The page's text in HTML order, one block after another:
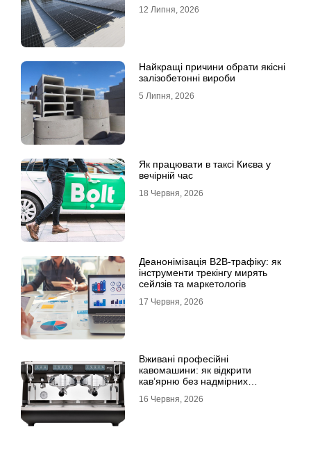
12 Липня, 2026
Найкращі причини обрати якісні
залізобетонні вироби
5 Липня, 2026
Як працювати в таксі Києва у
вечірній час
18 Червня, 2026
Деанонімізація B2B-трафіку: як
інструменти трекінгу мирять
сейлзів та маркетологів
17 Червня, 2026
Вживані професійні
кавомашини: як відкрити
кав’ярню без надмірних
16 Червня, 2026